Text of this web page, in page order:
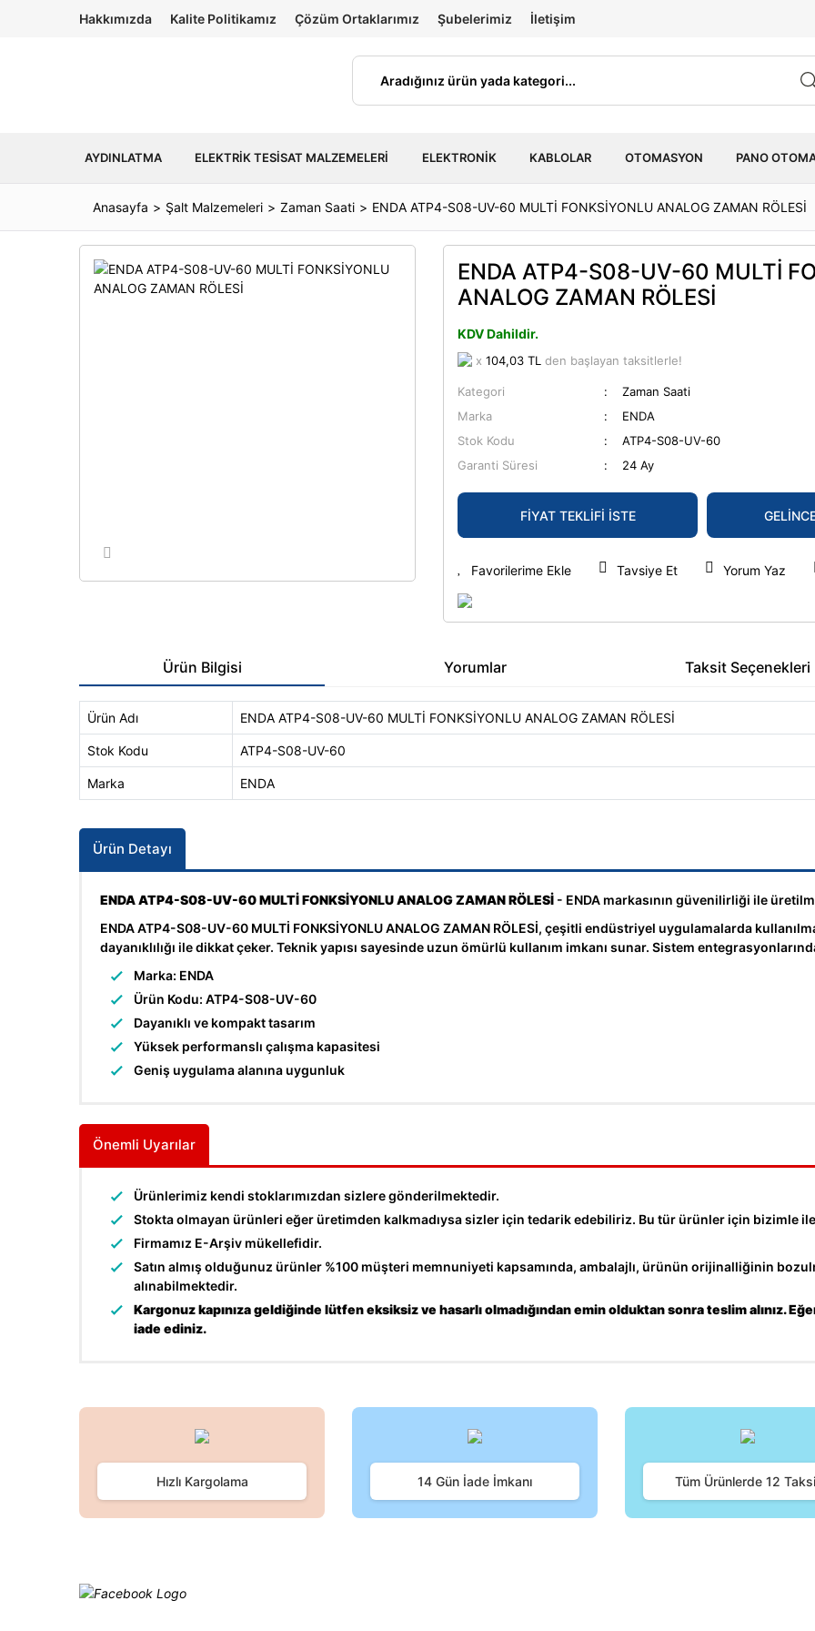
Hakkımızda Kalite Politikamız Çözüm Ortaklarımız Şubelerimiz İletişim
AYDINLATMA ELEKTRIK TESISAT MALZEMELERI ELEKTRONIK KABLOLAR OTOMASYON PANO
Anasayfa Şalt Malzemeleri Zaman Saati ENDA ATP4-S08-UV-60 MULTİ FONKSİYONLU ANALOG ZAMAN RÖLESİ
ENDA ATP4-S08-UV-60 MULTİ
ANALOG ZAMAN RÖLESİ
KDV Dahildir.
x 104,03 TL den başlayan taksitlerle!
Kategori
Zaman Saati
Marka
ENDA
Stok Kodu
ATP4-S08-UV-60
Garanti Süresi
24 Ay
FİYAT TEKLİFİ İSTE
Tavsiye Et Yorum Yaz
Ürün Bilgisi Yorumlar Taksit Seçenekleri
Ürün Adı ENDA ATP4-S08-UV-60 MULTİ FONKSİYONLU ANALOG ZAMAN RÖLESİ
Stok Kodu ATP4-S08-UV-60
Marka ENDA
Ürün Detayı
ENDA ATP4-S08-UV-60 MULTİ FONKSİYONLU ANALOG ZAMAN RÖLESİ - ENDA markasının güvenilirliği ile
ENDA ATP4-S08-UV-60 MULTİ FONKSİYONLU ANALOG ZAMAN RÖLESİ, çeşitli endüstriyel uygulamalarda
dayanıklılığı ile dikkat çeker. Teknik yapısı sayesinde uzun ömürlü kullanım imkanı sunar. Sistem
Marka: ENDA
Ürün Kodu: ATP4-S08-UV-60
Dayanıklı ve kompakt tasarım
Yüksek performanslı çalışma kapasitesi
Geniş uygulama alanına uygunluk
Önemli Uyarılar
Ürünlerimiz kendi stoklarımızdan sizlere gönderilmektedir.
Stokta olmayan ürünleri eğer üretimden kalkmadıysa sizler için tedarik edebiliriz. Bu tür ürünler için bizimle
Firmamız E-Arşiv mükellefidir.
Satın almış olduğunuz ürünler %100 müşteri memnuniyeti kapsamında, ambalajlı, ürünün orijinalliğinin
alınabilmektedir.
Kargonuz kapınıza geldiğinde lütfen eksiksiz ve hasarlı olmadığından emin olduktan sonra teslim alınız.
iade ediniz.
Ürün resmi kalitesiz, bozuk veya görüntülenemiyor.
Ürün açıklamasında eksik bilgiler bulunuyor.
Ürün bilgilerinde hatalar bulunuyor.
Hızlı Kargolama 14 Gün İade İmkanı Tüm Ürünlerde 12